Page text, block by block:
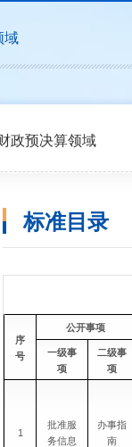
域
政预决算领域
标准目录
序
号
公开事项
一级事
项
二级事
项
1
批准服
务信息
办事指
南